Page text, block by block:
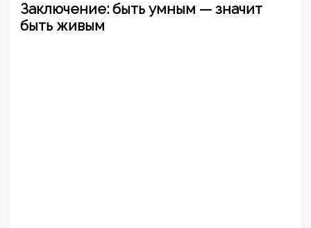
Заключение: быть умным — значит
быть живым